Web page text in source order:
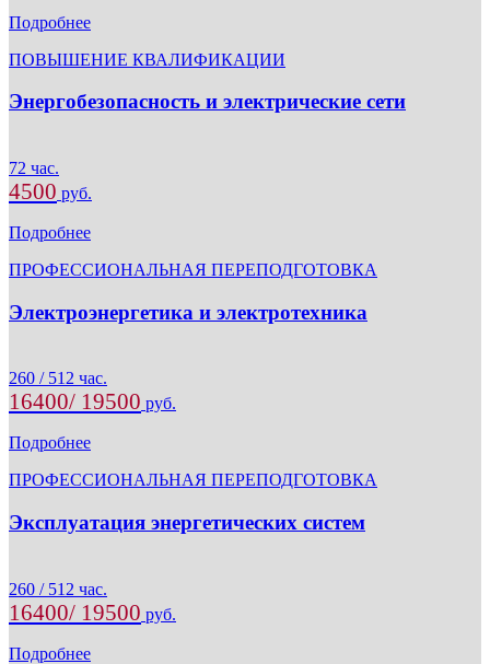
Подробнее
ПОВЫШЕНИЕ КВАЛИФИКАЦИИ
Энергобезопасность и электрические сети
72 час.
4500 руб.
Подробнее
ПРОФЕССИОНАЛЬНАЯ ПЕРЕПОДГОТОВКА
Электроэнергетика и электротехника
260 / 512 час.
16400/ 19500 руб.
Подробнее
ПРОФЕССИОНАЛЬНАЯ ПЕРЕПОДГОТОВКА
Эксплуатация энергетических систем
260 / 512 час.
16400/ 19500 руб.
Подробнее